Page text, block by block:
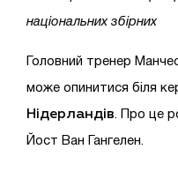
національних збірних
Головний тренер
може опинитися біля
Нідерландів . Про це
Йост Ван Гангелен.